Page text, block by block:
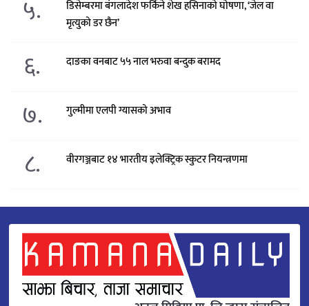
५.
डिसेम्बरमा बंगलादेश फर्किने शेख हसिनाको घोषणा, ‘जेल वा
मृत्युको डर छैन’
६. दाङका वनबाट ५५ नाल भरुवा बन्दुक बरामद
७. गुल्मीमा एलपी ग्यासको अभाव
८. वीरगञ्जबाट १४ भारतीय इलेक्ट्रिक स्कुटर नियन्त्रणमा